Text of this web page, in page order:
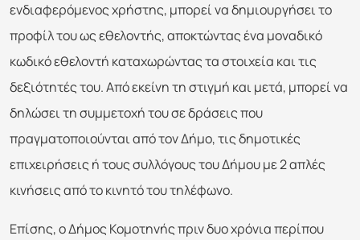
ενδιαφερόμενος χρήστης, μπορεί να δημιουργήσει το
προφίλ του ως εθελοντής, αποκτώντας ένα μοναδικό
κωδικό εθελοντή καταχωρώντας τα στοιχεία και τις
δεξιότητές του. Από εκείνη τη στιγμή και μετά, μπορεί να
δηλώσει τη συμμετοχή του σε δράσεις που
πραγματοποιούνται από τον Δήμο, τις δημοτικές
επιχειρήσεις ή τους συλλόγους του Δήμου με 2 απλές
κινήσεις από το κινητό του τηλέφωνο.
Επίσης, ο Δήμος Κομοτηνής πριν δυο χρόνια περίπου